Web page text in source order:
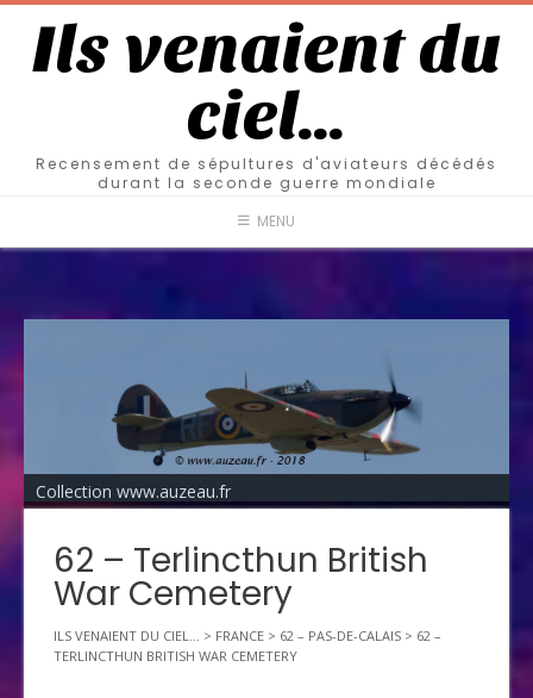
Ils venaient du
ciel…
Recensement de sépultures d'aviateurs décédés
durant la seconde guerre mondiale
MENU
Collection www.auzeau.fr
62 – Terlincthun British
War Cemetery
ILS VENAIENT DU CIEL... > FRANCE > 62 – PAS-DE-CALAIS > 62 –
TERLINCTHUN BRITISH WAR CEMETERY